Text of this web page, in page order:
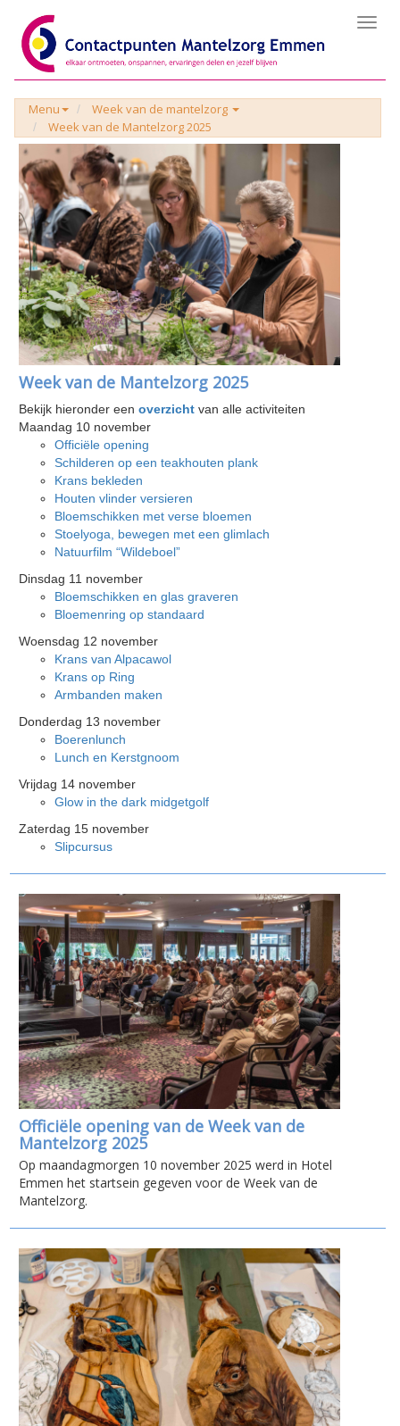
Menu
Week van de mantelzorg
Week van de Mantelzorg 2025
Week van de Mantelzorg 2025
Bekijk hieronder een overzicht van alle activiteiten
Maandag 10 november
Officiële opening
Schilderen op een teakhouten plank
Krans bekleden
Houten vlinder versieren
Bloemschikken met verse bloemen
Stoelyoga, bewegen met een glimlach
Natuurfilm “Wildeboel”
Dinsdag 11 november
Bloemschikken en glas graveren
Bloemenring op standaard
Woensdag 12 november
Krans van Alpacawol
Krans op Ring
Armbanden maken
Donderdag 13 november
Boerenlunch
Lunch en Kerstgnoom
Vrijdag 14 november
Glow in the dark midgetgolf
Zaterdag 15 november
Slipcursus
Officiële opening van de Week van de
Mantelzorg 2025
Op maandagmorgen 10 november 2025 werd in Hotel
Emmen het startsein gegeven voor de Week van de
Mantelzorg.